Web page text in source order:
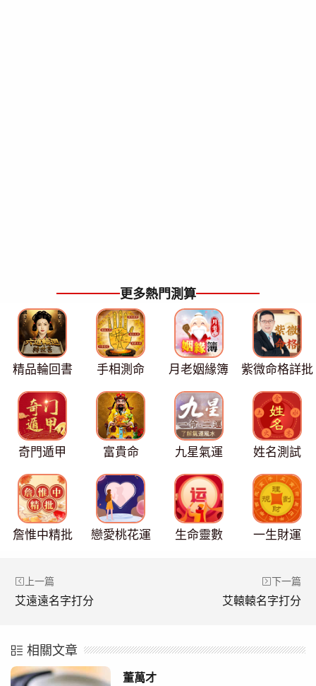
更多熱門測算
精品輪回書 手相測命 月老姻緣簿 紫微命格詳批
奇門遁甲 富貴命 九星氣運 姓名測試
詹惟中精批 戀愛桃花運 生命靈數 一生財運
上一篇
艾遠遠名字打分
下一篇
艾轅轅名字打分
相關文章
董萬才